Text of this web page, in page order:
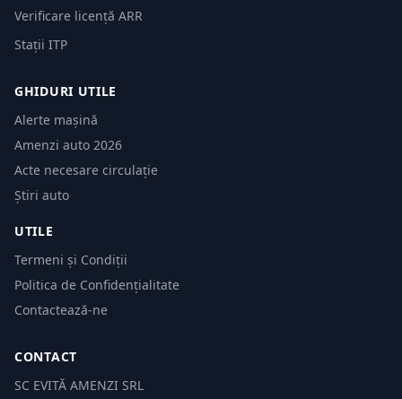
Verificare licență ARR
Stații ITP
GHIDURI UTILE
Alerte mașină
Amenzi auto 2026
Acte necesare circulație
Știri auto
UTILE
Termeni și Condiții
Politica de Confidențialitate
Contactează-ne
CONTACT
SC EVITĂ AMENZI SRL